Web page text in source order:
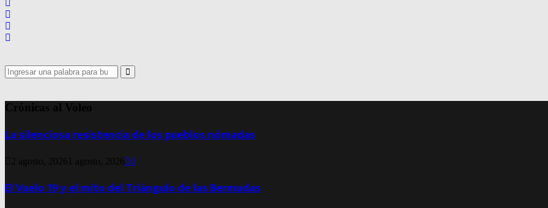
Search
for:
Search
Crónicas al Voleo
La silenciosa resistencia de los pueblos nómadas
2 agosto, 2026 1 agosto, 2026 0
El Vuelo 19 y el mito del Triángulo de las Bermudas